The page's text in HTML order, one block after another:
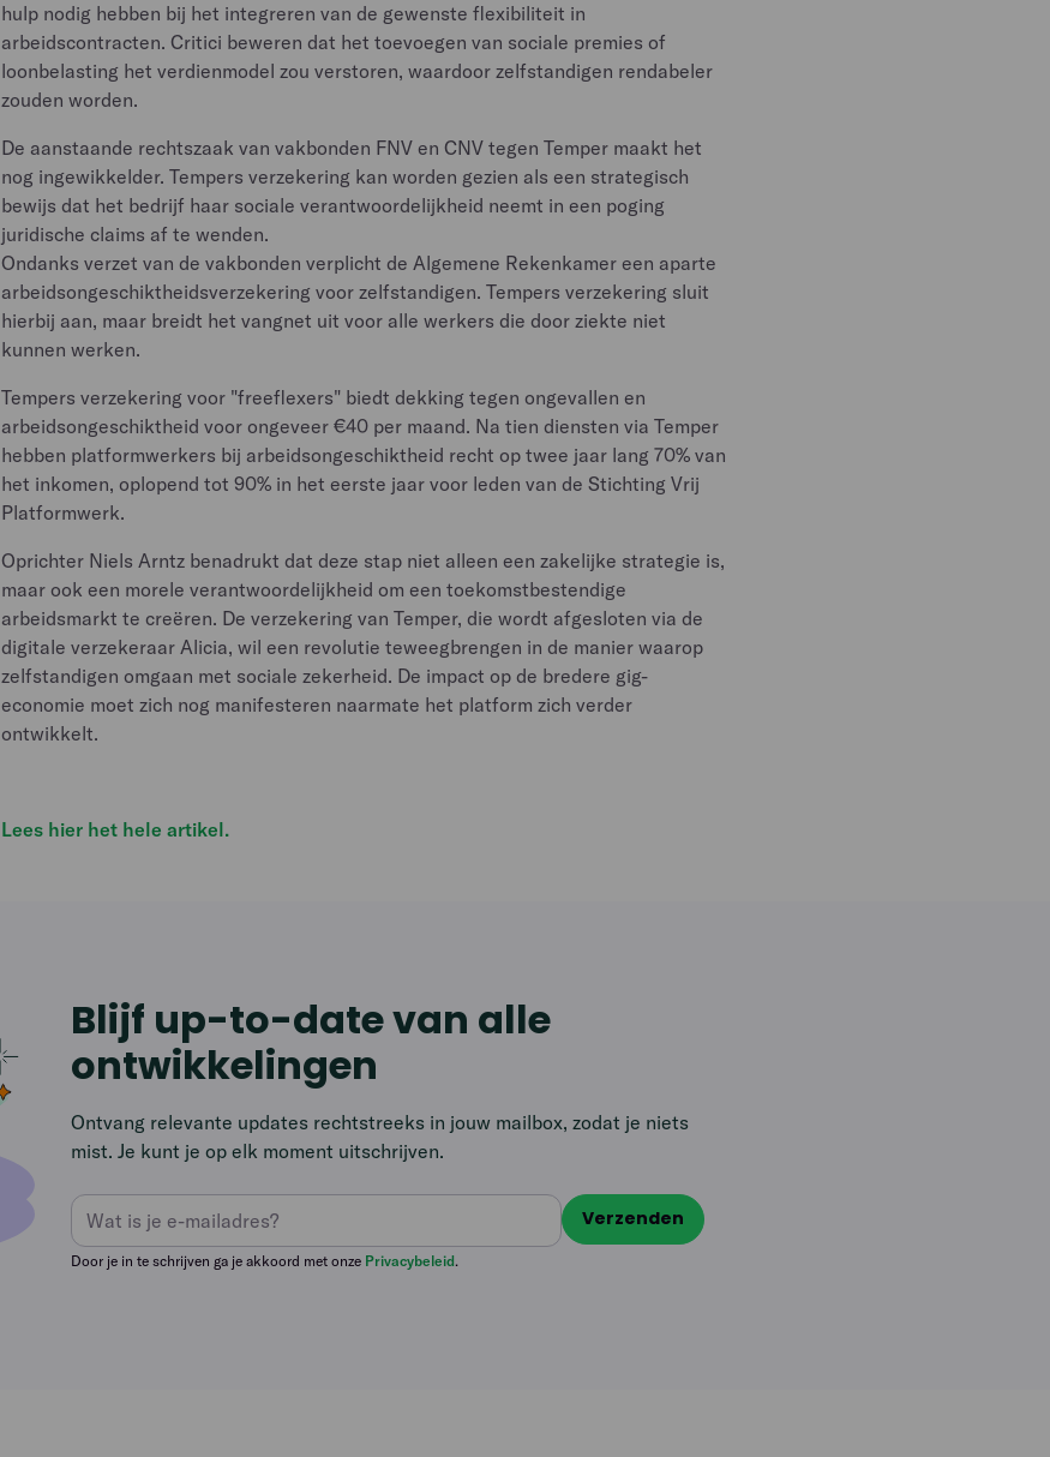
hulp nodig hebben bij het integreren van de gewenste flexibiliteit in
arbeidscontracten. Critici beweren dat het toevoegen van sociale premies of
loonbelasting het verdienmodel zou verstoren, waardoor zelfstandigen rendabeler
zouden worden.
De aanstaande rechtszaak van vakbonden FNV en CNV tegen Temper maakt het
nog ingewikkelder. Tempers verzekering kan worden gezien als een strategisch
bewijs dat het bedrijf haar sociale verantwoordelijkheid neemt in een poging
juridische claims af te wenden.
Ondanks verzet van de vakbonden verplicht de Algemene Rekenkamer een aparte
arbeidsongeschiktheidsverzekering voor zelfstandigen. Tempers verzekering sluit
hierbij aan, maar breidt het vangnet uit voor alle werkers die door ziekte niet
kunnen werken.
Tempers verzekering voor "freeflexers" biedt dekking tegen ongevallen en
arbeidsongeschiktheid voor ongeveer €40 per maand. Na tien diensten via Temper
hebben platformwerkers bij arbeidsongeschiktheid recht op twee jaar lang 70% van
het inkomen, oplopend tot 90% in het eerste jaar voor leden van de Stichting Vrij
Platformwerk.
Oprichter Niels Arntz benadrukt dat deze stap niet alleen een zakelijke strategie is,
maar ook een morele verantwoordelijkheid om een toekomstbestendige
arbeidsmarkt te creëren. De verzekering van Temper, die wordt afgesloten via de
digitale verzekeraar Alicia, wil een revolutie teweegbrengen in de manier waarop
zelfstandigen omgaan met sociale zekerheid. De impact op de bredere gig-
economie moet zich nog manifesteren naarmate het platform zich verder
ontwikkelt.
Lees hier het hele artikel.
Blijf up-to-date van alle
ontwikkelingen
Ontvang relevante updates rechtstreeks in jouw mailbox, zodat je niets
mist. Je kunt je op elk moment uitschrijven.
Door je in te schrijven ga je akkoord met onze Privacybeleid.